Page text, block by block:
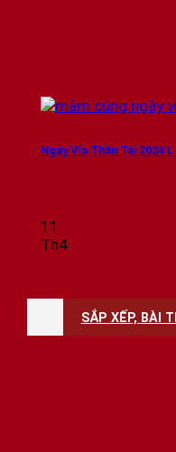
Ngày Vía Thần Tài 2024
11
Th4
SẮP XẾP, BÀI